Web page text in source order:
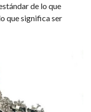
de lo que
que significa ser